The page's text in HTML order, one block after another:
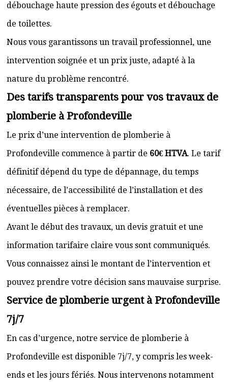
débouchage haute pression des égouts et débouchage
de toilettes.
Nous vous garantissons un travail professionnel, une
intervention soignée et un prix juste, adapté à la
nature du problème rencontré.
Des tarifs transparents pour vos travaux de
plomberie à Profondeville
Le prix d’une intervention de plomberie à
Profondeville commence à partir de 60€ HTVA. Le tarif
définitif dépend du type de dépannage, du temps
nécessaire, de l’accessibilité de l’installation et des
éventuelles pièces à remplacer.
Avant le début des travaux, un devis gratuit et une
information tarifaire claire vous sont communiqués.
Vous connaissez ainsi le montant de l’intervention et
pouvez prendre votre décision sans mauvaise surprise.
Service de plomberie urgent à Profondeville
7j/7
En cas d’urgence, notre service de plomberie à
Profondeville est disponible 7j/7, y compris les week-
ends et les jours fériés. Nous intervenons notamment